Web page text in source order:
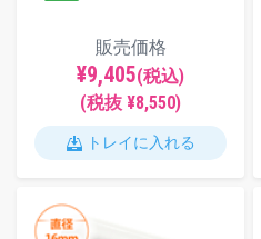
販売価格
¥9,405(税込)
(税抜 ¥8,550)
トレイに入れる